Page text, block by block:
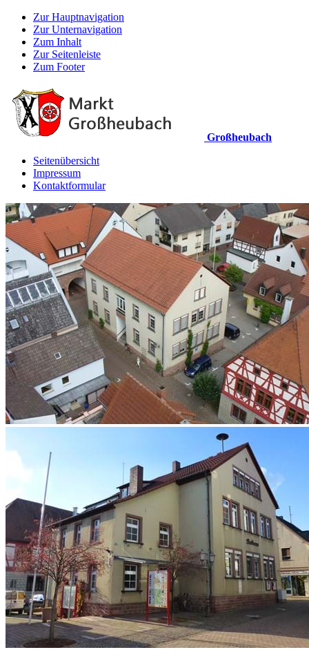
Zur Hauptnavigation
Zur Unternavigation
Zum Inhalt
Zur Seitenleiste
Zum Footer
Großheubach
Seitenübersicht
Impressum
Kontaktformular